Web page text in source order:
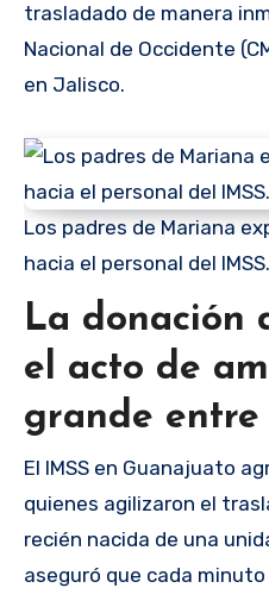
trasladado de manera
Nacional de Occidente
en Jalisco.
Los padres de Mariana
hacia el personal del
La donación
el acto de
grande entre
El IMSS en Guanajuato
quienes agilizaron el
recién nacida de una
aseguró que cada